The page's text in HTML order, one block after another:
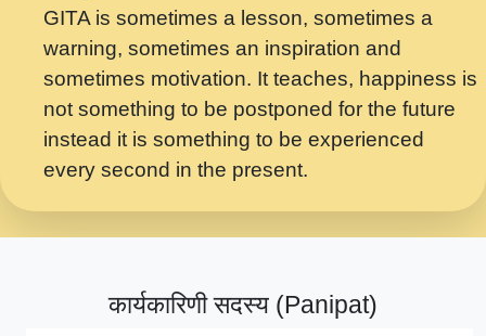
यह हसरत तलब ह नकज कमर Yahi Hasraten
Talab Hai Bhav Pravah #bhajan.mp3
लडल ज बल ल क ज न लग Sadhvi Purnima Ji
7.9.2021 जवल नगर दलल #बसर.mp3
सख भ मझ पयर ह दख भ मझ पयर ह!छड म कस दत
सपरहट भजन 2021 - तर अखय ह जद भर बहर ज म
सपरहट शयम भजन - जय जय शयम जय जय शयम
GITA is sometimes a lesson, sometimes a
warning, sometimes an inspiration and
sometimes motivation. It teaches, happiness is
not something to be postponed for the future
instead it is something to be experienced
every second in the present.
कार्यकारिणी सदस्य (Panipat)